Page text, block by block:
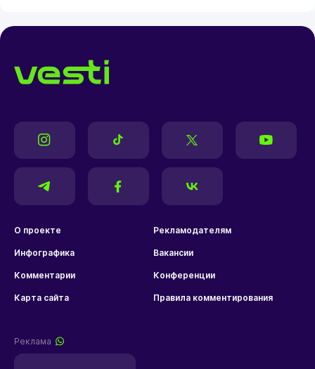
О проекте Рекламодателям
Инфографика Вакансии
Комментарии Конференции
Карта сайта Правила комментирования
Реклама